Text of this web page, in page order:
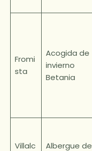
Fromi
sta
Acogida de
invierno
Betania
Villalc
Albergue de